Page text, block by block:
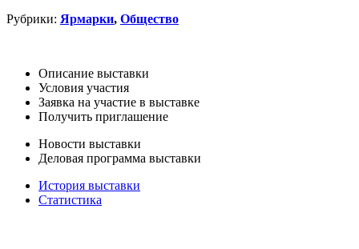
Рубрики: Ярмарки, Общество
Описание выставки
Условия участия
Заявка на участие в выставке
Получить приглашение
Новости выставки
Деловая программа выставки
История выставки
Статистика